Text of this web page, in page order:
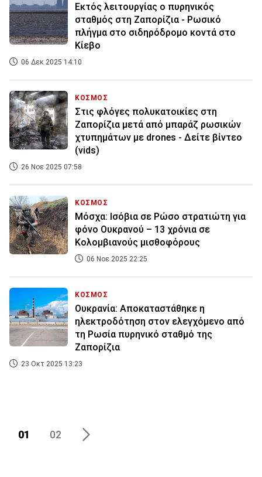
Εκτός λειτουργίας ο πυρηνικός
σταθμός στη Ζαπορίζια - Ρωσικό
πλήγμα στο σιδηρόδρομο κοντά στο
Κίεβο
06 Δεκ 2025 14:10
ΚΟΣΜΟΣ
Στις φλόγες πολυκατοικίες στη
Ζαπορίζια μετά από μπαράζ ρωσικών
χτυπημάτων με drones - Δείτε βίντεο
(vids)
26 Νοε 2025 07:58
ΚΟΣΜΟΣ
Μόσχα: Ισόβια σε Ρώσο στρατιώτη για
φόνο Ουκρανού – 13 χρόνια σε
Κολομβιανούς μισθοφόρους
06 Νοε 2025 22:25
ΚΟΣΜΟΣ
Ουκρανία: Αποκαταστάθηκε η
ηλεκτροδότηση στον ελεγχόμενο από
τη Ρωσία πυρηνικό σταθμό της
Ζαπορίζια
23 Οκτ 2025 13:23
01 02